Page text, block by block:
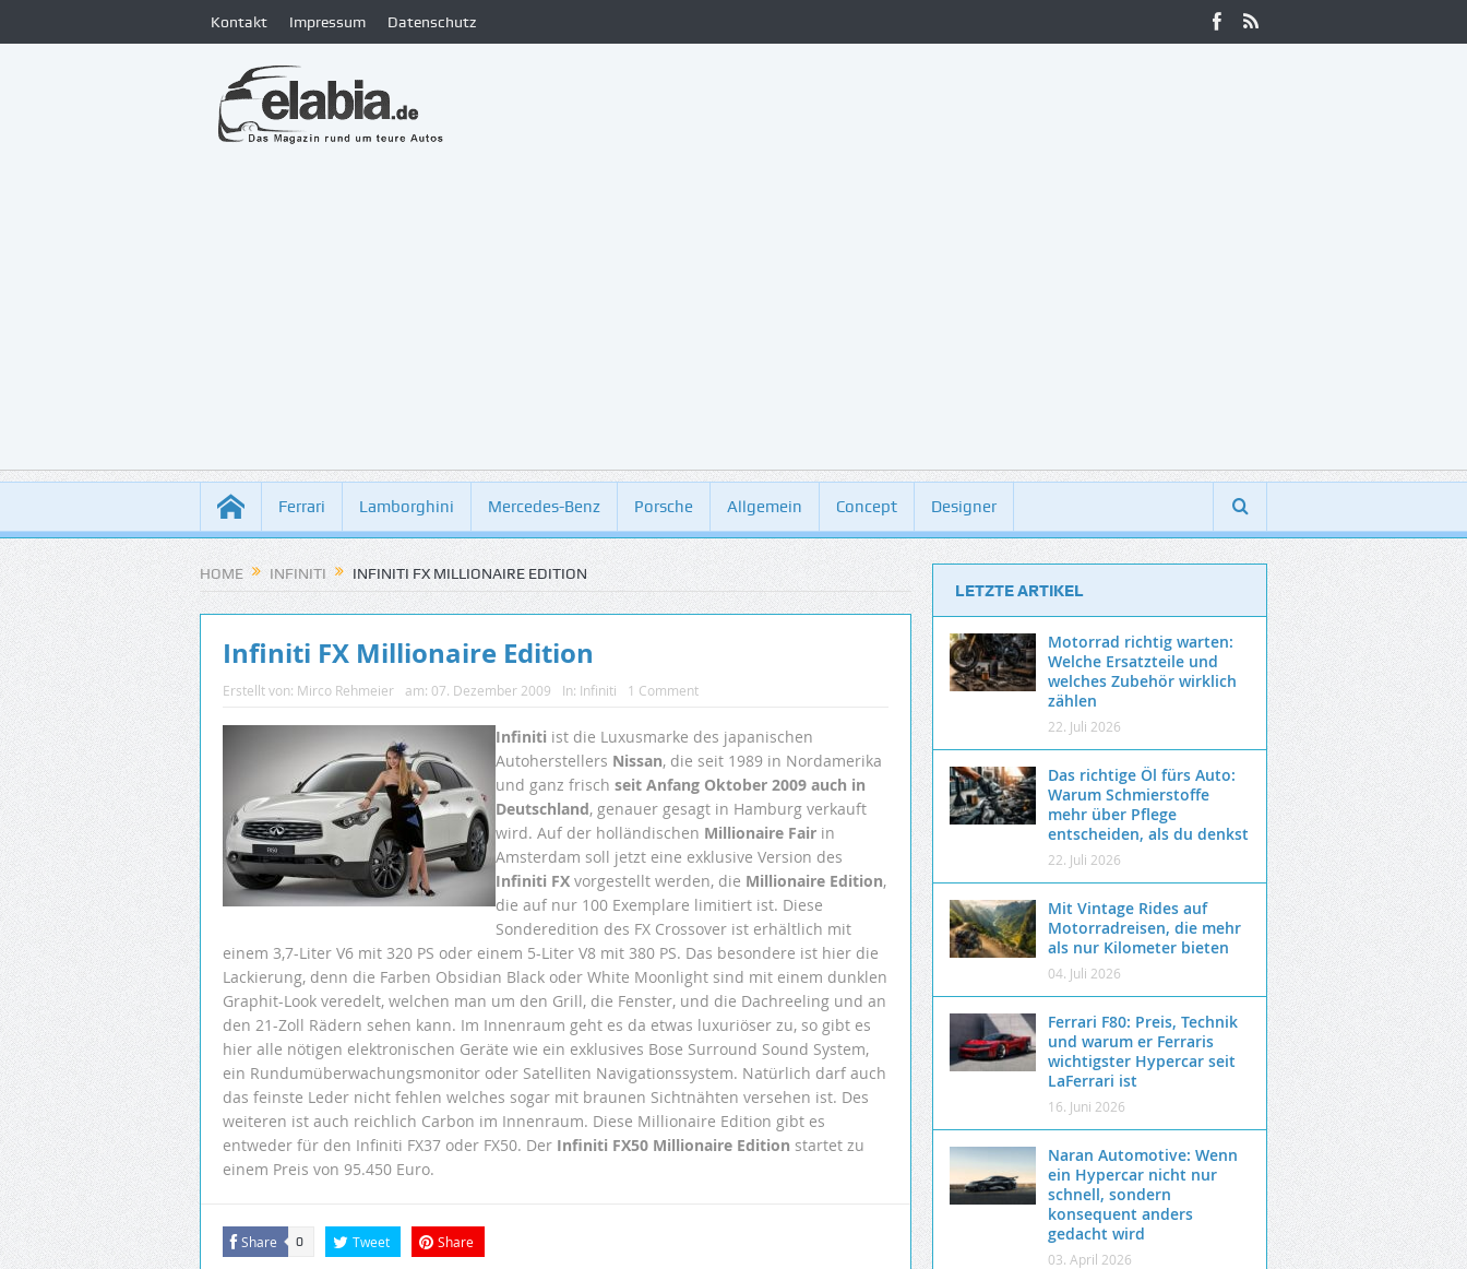
Kontakt Impressum Datenschutz
Ferrari Lamborghini Mercedes-Benz Porsche Allgemein Concept Designer
HOME INFINITI INFINITI FX MILLIONAIRE EDITION
Infiniti FX Millionaire Edition
Erstellt von: Mirco Rehmeier am: 07. Dezember 2009 In: Infiniti 1 Comment
Infiniti ist die Luxusmarke des japanischen
Autoherstellers Nissan, die seit 1989 in Nordamerika
und ganz frisch seit Anfang Oktober 2009 auch in
Deutschland, genauer gesagt in Hamburg verkauft
wird. Auf der holländischen Millionaire Fair in
Amsterdam soll jetzt eine exklusive Version des
Infiniti FX vorgestellt werden, die Millionaire Edition,
die auf nur 100 Exemplare limitiert ist. Diese
Sonderedition des FX Crossover ist erhältlich mit
einem 3,7-Liter V6 mit 320 PS oder einem 5-Liter V8 mit 380 PS. Das besondere ist hier die
Lackierung, denn die Farben Obsidian Black oder White Moonlight sind mit einem dunklen
Graphit-Look veredelt, welchen man um den Grill, die Fenster, und die Dachreeling und an
den 21-Zoll Rädern sehen kann. Im Innenraum geht es da etwas luxuriöser zu, so gibt es
hier alle nötigen elektronischen Geräte wie ein exklusives Bose Surround Sound System,
ein Rundumüberwachungsmonitor oder Satelliten Navigationssystem. Natürlich darf auch
das feinste Leder nicht fehlen welches sogar mit braunen Sichtnähten versehen ist. Des
weiteren ist auch reichlich Carbon im Innenraum. Diese Millionaire Edition gibt es
entweder für den Infiniti FX37 oder FX50. Der Infiniti FX50 Millionaire Edition startet zu
einem Preis von 95.450 Euro.
Share 0 Tweet Share
LETZTE ARTIKEL
Motorrad richtig warten:
Welche Ersatzteile und
welches Zubehör wirklich
zählen
22. Juli 2026
Das richtige Öl fürs Auto:
Warum Schmierstoffe
mehr über Pflege
entscheiden, als du denkst
22. Juli 2026
Mit Vintage Rides auf
Motorradreisen, die mehr
als nur Kilometer bieten
04. Juli 2026
Ferrari F80: Preis, Technik
und warum er Ferraris
wichtigster Hypercar seit
LaFerrari ist
16. Juni 2026
Naran Automotive: Wenn
ein Hypercar nicht nur
schnell, sondern
konsequent anders
gedacht wird
03. April 2026